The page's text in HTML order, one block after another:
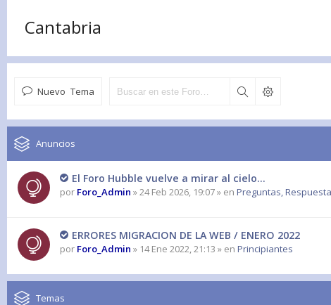
Cantabria
Nuevo Tema
Anuncios
El Foro Hubble vuelve a mirar al cielo...
por Foro_Admin » 24 Feb 2026, 19:07 » en Preguntas,
ERRORES MIGRACION DE LA WEB / ENERO 2022
por Foro_Admin » 14 Ene 2022, 21:13 » en Principiantes
Temas